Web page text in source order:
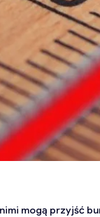
mogą przyjść